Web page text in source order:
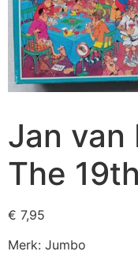
Jan van
The
€ 7,95
Merk: Jumbo